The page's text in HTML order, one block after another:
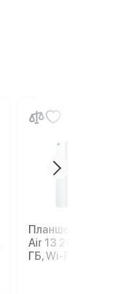
Планшет Apple
Air 13 2026 M4,
ГБ, Wi-Fi, Blue,